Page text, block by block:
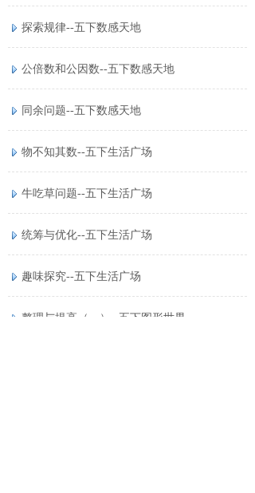
探索规律--五下数感天地
公倍数和公因数--五下数感天地
同余问题--五下数感天地
物不知其数--五下生活广场
牛吃草问题--五下生活广场
统筹与优化--五下生活广场
趣味探究--五下生活广场
整理与提高（一）--五下图形世界